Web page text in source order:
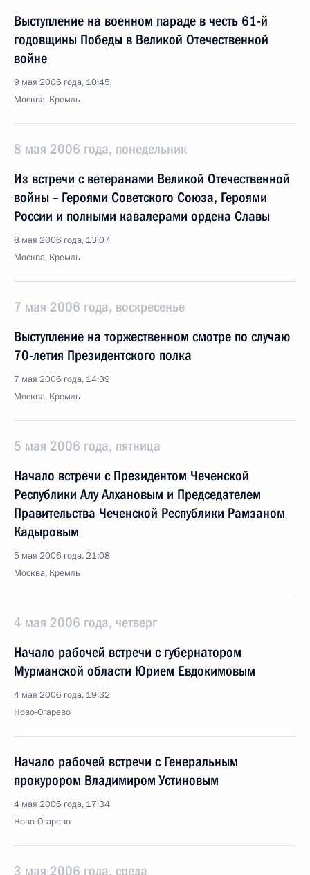
Выступление на военном параде в честь 61-й
годовщины Победы в Великой Отечественной
войне
9 мая 2006 года, 10:45
Москва, Кремль
8 мая 2006 года, понедельник
Из встречи с ветеранами Великой Отечественной
войны – Героями Советского Союза, Героями
России и полными кавалерами ордена Славы
8 мая 2006 года, 13:07
Москва, Кремль
7 мая 2006 года, воскресенье
Выступление на торжественном смотре по случаю
70-летия Президентского полка
7 мая 2006 года, 14:39
Москва, Кремль
5 мая 2006 года, пятница
Начало встречи с Президентом Чеченской
Республики Алу Алхановым и Председателем
Правительства Чеченской Республики Рамзаном
Кадыровым
5 мая 2006 года, 21:08
Москва, Кремль
4 мая 2006 года, четверг
Начало рабочей встречи с губернатором
Мурманской области Юрием Евдокимовым
4 мая 2006 года, 19:32
Ново-Огарево
Начало рабочей встречи с Генеральным
прокурором Владимиром Устиновым
4 мая 2006 года, 17:34
Ново-Огарево
3 мая 2006 года, среда